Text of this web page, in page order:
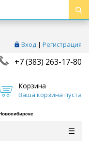
Вход | Регистрация
+7 (383) 263-17-80
Корзина
Ваша корзина пуста